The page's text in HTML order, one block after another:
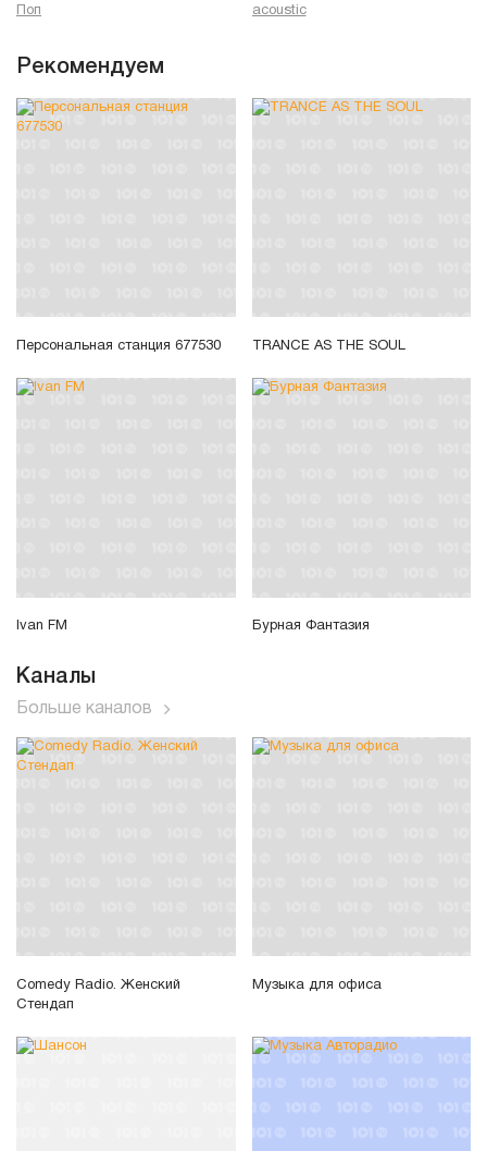
Поп acoustic
Рекомендуем
Персональная станция 677530 TRANCE AS THE SOUL
Ivan FM Бурная Фантазия
Каналы
Больше каналов
Comedy Radio. Женский
Стендап
Музыка для офиса